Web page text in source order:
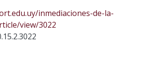
inmediaciones-de-la-
view/3022